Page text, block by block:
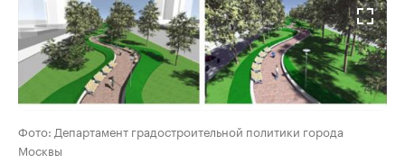
Фото: Департамент градостроительной политики города
Москвы